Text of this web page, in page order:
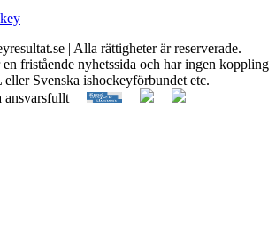
| Alla rättigheter är reserverade.
fristående nyhetssida och har ingen koppling
Svenska ishockeyförbundet etc.
ansvarsfullt